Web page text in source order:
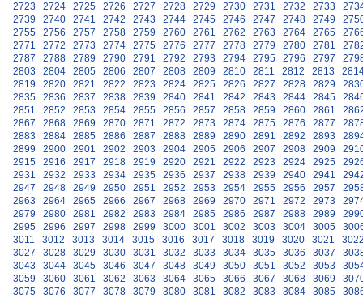
2723
2724 2725 2726 2727 2728 2729 2730 2731 2732 2733
2739
2740 2741 2742 2743 2744 2745 2746 2747 2748 2749
2755
2756 2757 2758 2759 2760 2761 2762 2763 2764 2765
2771
2772 2773 2774 2775 2776 2777 2778 2779 2780 2781
2787
2788 2789 2790 2791 2792 2793 2794 2795 2796 2797
2803
2804 2805 2806 2807 2808 2809 2810 2811 2812 2813
2819
2820 2821 2822 2823 2824 2825 2826 2827 2828 2829
2835
2836 2837 2838 2839 2840 2841 2842 2843 2844 2845
2851
2852 2853 2854 2855 2856 2857 2858 2859 2860 2861
2867
2868 2869 2870 2871 2872 2873 2874 2875 2876 2877
2883
2884 2885 2886 2887 2888 2889 2890 2891 2892 2893
2899
2900 2901 2902 2903 2904 2905 2906 2907 2908 2909
2915
2916 2917 2918 2919 2920 2921 2922 2923 2924 2925
2931
2932 2933 2934 2935 2936 2937 2938 2939 2940 2941
2947
2948 2949 2950 2951 2952 2953 2954 2955 2956 2957
2963
2964 2965 2966 2967 2968 2969 2970 2971 2972 2973
2979
2980 2981 2982 2983 2984 2985 2986 2987 2988 2989
2995
2996 2997 2998 2999 3000 3001 3002 3003 3004 3005
3011
3012 3013 3014 3015 3016 3017 3018 3019 3020 3021
3027
3028 3029 3030 3031 3032 3033 3034 3035 3036 3037
3043
3044 3045 3046 3047 3048 3049 3050 3051 3052 3053
3059
3060 3061 3062 3063 3064 3065 3066 3067 3068 3069
3075
3076 3077 3078 3079 3080 3081 3082 3083 3084 3085